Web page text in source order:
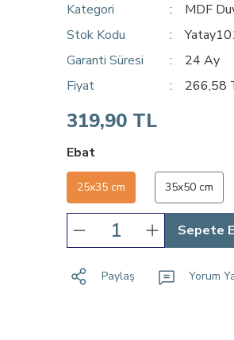
Kategori
MDF
Stok Kodu
Garanti Süresi
24 Ay
Fiyat
266,58
319,90 TL
Ebat
25x35 cm 35x50 cm
Sepete
Paylaş Yorum